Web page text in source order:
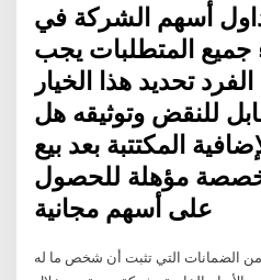
أسهم الشركة في
جميع المتطلبات يجب
تحديد هذا الخيار
للنقض وتوثيقه هل
المكتتبة بعد بيع
مؤهلة للحصول
على أسهم مجانية
الضمانات التي تثبت أن شخص ما له